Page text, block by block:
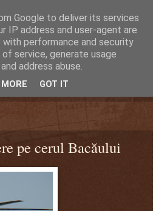
la obiect.
pe cerul Bacăului
Google to deliver its services
IP address and user-agent are
with performance and security
service, generate usage
address abuse.
GOT IT